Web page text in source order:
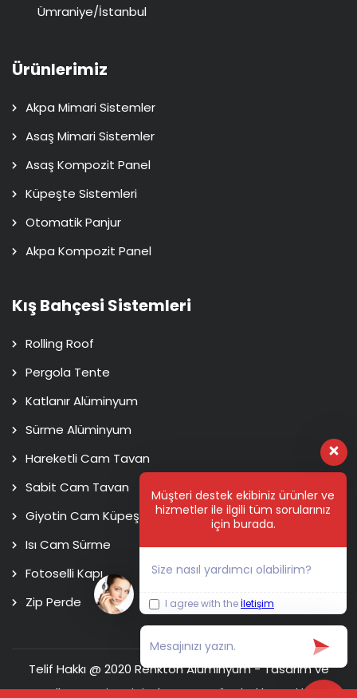
Ümraniye/İstanbul
Ürünlerimiz
Akpa Mimari Sistemler
Asaş Mimari Sistemler
Asaş Kompozit Panel
Küpeşte Sistemleri
Otomatik Panjur
Akpa Kompozit Panel
Kış Bahçesi Sistemleri
Rolling Roof
Pergola Tente
Katlanır Alüminyum
Sürme Alüminyum
Hareketli Cam Tavan
Sabit Cam Tavan
Giyotin Cam Küpeşte
Isı Cam Sürme
Fotoselli Kapı
Zip Perde
Telif Hakkı @ 2020 Renkton Alüminyum - Tasarım ve
KodlamaUsim Digital AgencyTüm hakları saklıdır.
Müşteri destek ekibiniz ürünler ve
hizmetler ile ilgili tüm sorularınız
için burada.
Size nasıl yardımcı olabilirim?
I agree with the İletişim